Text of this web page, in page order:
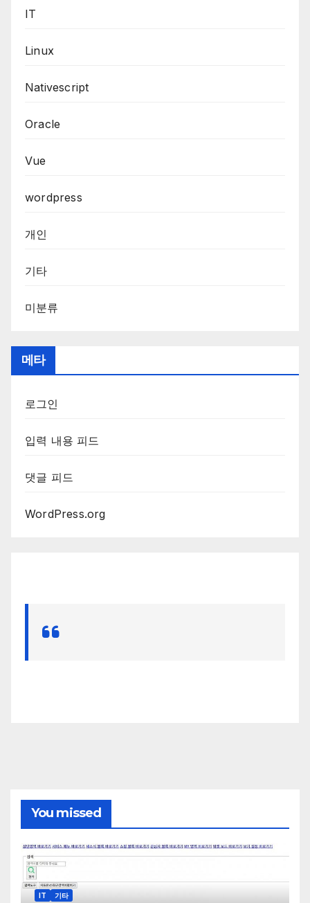
IT
Linux
Nativescript
Oracle
Vue
wordpress
개인
기타
미분류
메타
로그인
입력 내용 피드
댓글 피드
WordPress.org
You missed
IT 기타